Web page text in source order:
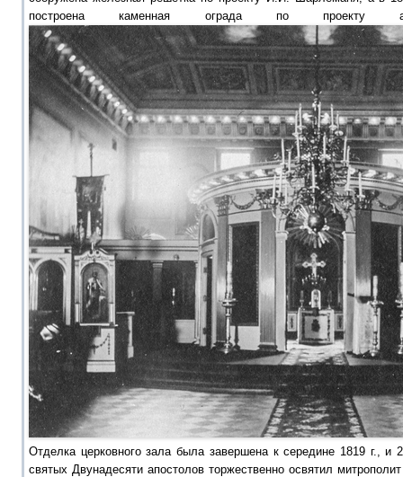
построена каменная ограда по проекту
Отделка церковного зала была завершена к середине 1819 г., и
святых Двунадесяти апостолов торжественно освятил